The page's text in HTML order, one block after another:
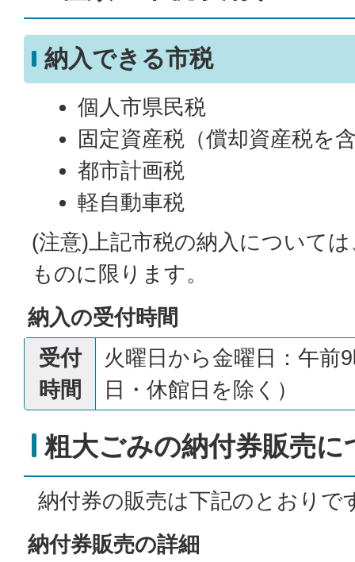
納入できる市税
個人市県民税
固定資産税（償却資産税を
都市計画税
軽自動車税
(注意)上記市税の納入について
ものに限ります。
納入の受付時間
受付
時間
火曜日から金曜日：午前
日・休館日を除く）
粗大ごみの納付券販売に
納付券の販売は下記のとおりで
納付券販売の詳細